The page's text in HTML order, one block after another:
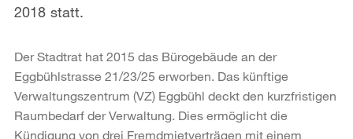
2018 statt.
Der Stadtrat hat 2015 das Bürogebäude an der
Eggbühlstrasse 21/23/25 erworben. Das künftige
Verwaltungszentrum (VZ) Eggbühl deckt den kurzfristigen
Raumbedarf der Verwaltung. Dies ermöglicht die
Kündigung von drei Fremdmietverträgen mit einem